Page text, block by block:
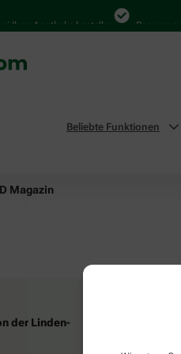
Ihrer Apotheke bestellen Bequem
Beliebte Funktionen
Magazin
der Linden-